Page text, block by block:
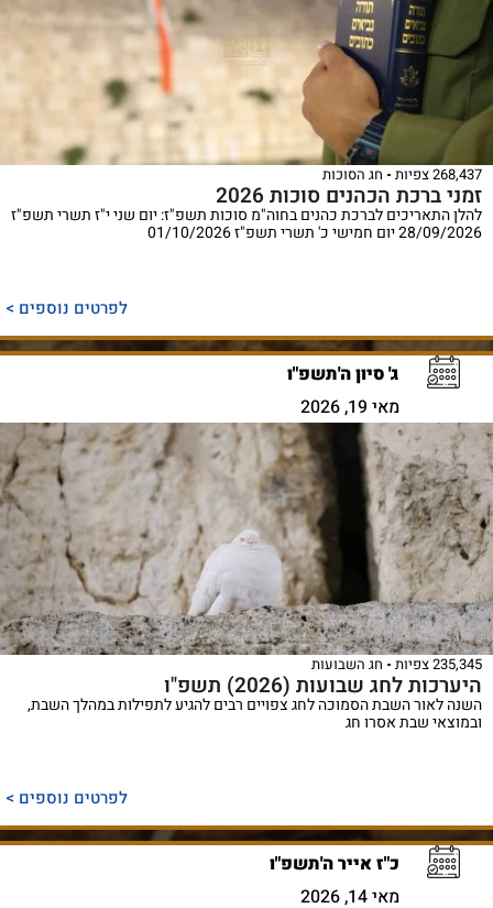
268,437 צפיות חג הסוכות
זמני ברכת הכהנים סוכות 2026
להלן התאריכים לברכת כהנים בחוה"מ סוכות תשפ"ז: יום שני י"ז תשרי תשפ"ז
28/09/2026 יום חמישי כ' תשרי תשפ"ז 01/10/2026
לפרטים נוספים >
ג' סיון ה'תשפ"ו
מאי 19, 2026
235,345 צפיות חג השבועות
היערכות לחג שבועות (2026) תשפ"ו
השנה לאור השבת הסמוכה לחג צפויים רבים להגיע לתפילות במהלך השבת,
ובמוצאי שבת אסרו חג
לפרטים נוספים >
כ"ז אייר ה'תשפ"ו
מאי 14, 2026